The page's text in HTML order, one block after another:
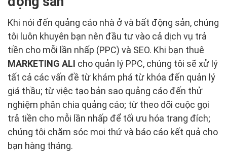
Khi nói đến quảng cáo nhà ở và bất động sản, chúng
tôi luôn khuyên bạn nên đầu tư vào cả dịch vụ trả
tiền cho mỗi lần nhấp (PPC) và SEO. Khi bạn thuê
MARKETING ALI cho quản lý PPC, chúng tôi sẽ xử lý
tất cả các vấn đề từ khám phá từ khóa đến quản lý
giá thầu; từ việc tạo bản sao quảng cáo đến thử
nghiệm phân chia quảng cáo; từ theo dõi cuộc gọi
trả tiền cho mỗi lần nhấp để tối ưu hóa trang đích;
chúng tôi chăm sóc mọi thứ và báo cáo kết quả cho
bạn hàng tháng.